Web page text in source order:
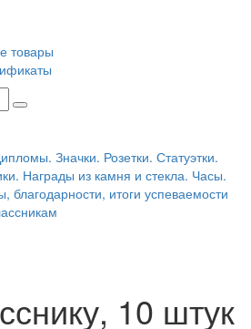
товары
Значки. Розетки. Статуэтки.
Награды из камня и стекла. Часы.
благодарности, итоги успеваемости
10 штук